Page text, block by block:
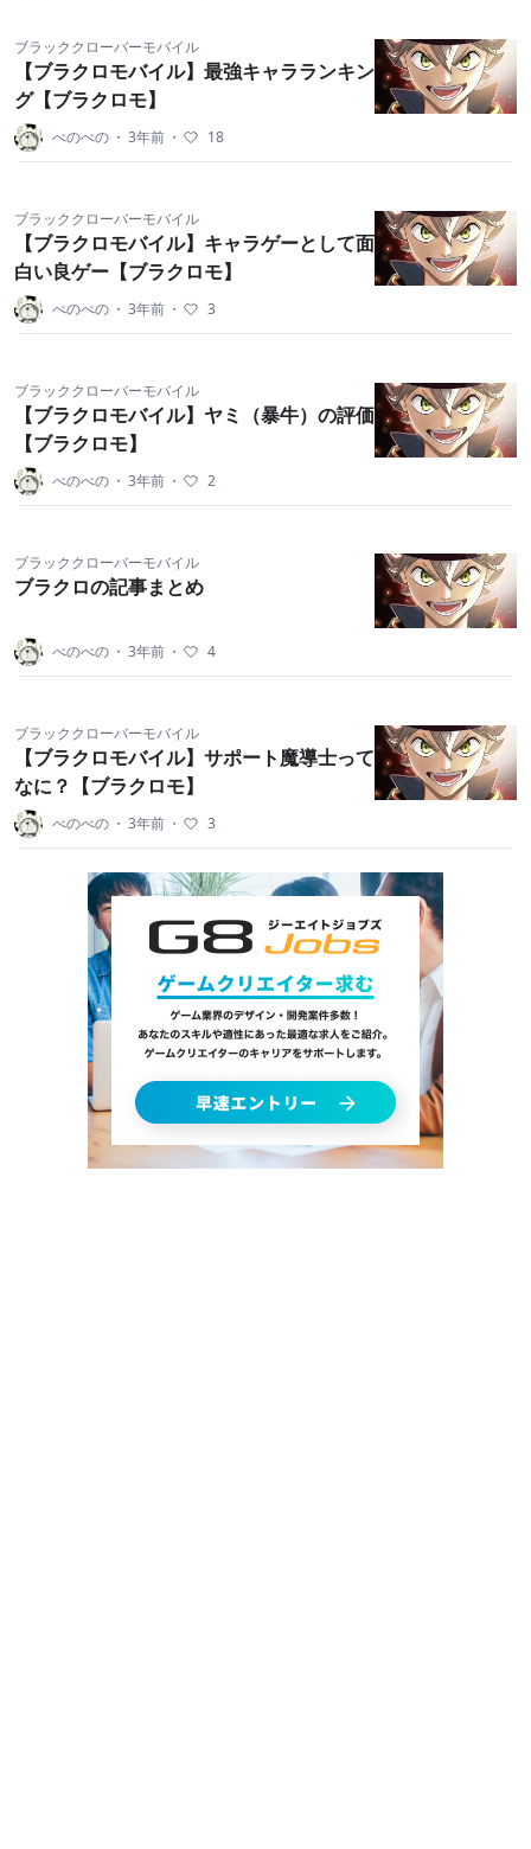
ブラッククローバーモバイル
【ブラクロモバイル】最強キャラランキン
グ【ブラクロモ】
べのべの ・ 3年前 ・ 18
ブラッククローバーモバイル
【ブラクロモバイル】キャラゲーとして面
白い良ゲー【ブラクロモ】
べのべの ・ 3年前 ・ 3
ブラッククローバーモバイル
【ブラクロモバイル】ヤミ（暴牛）の評価
【ブラクロモ】
べのべの ・ 3年前 ・ 2
ブラッククローバーモバイル
ブラクロの記事まとめ
べのべの ・ 3年前 ・ 4
ブラッククローバーモバイル
【ブラクロモバイル】サポート魔導士って
なに？【ブラクロモ】
べのべの ・ 3年前 ・ 3